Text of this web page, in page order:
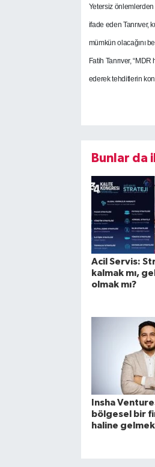
Yetersiz önlemlerden
ifade eden Tanrıver,
mümkün olacağını
Fatih Tanrıver,
ederek tehditlerin
Bunlar da
Acil Servis:
kalmak mı,
olmak mı?
Insha
bölgesel bir
haline gelmek